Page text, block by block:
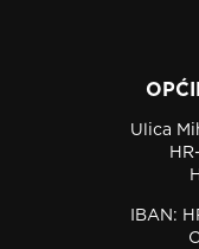
Ulica
IBAN: